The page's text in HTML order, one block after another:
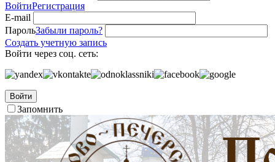
ВойтиРегистрация
E-mail
ПарольЗабыли пароль?
Создать учетную запись
Войти через соц. сеть:
Войти
Запомнить